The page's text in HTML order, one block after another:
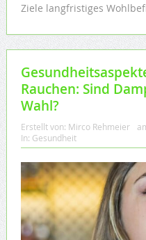
Ziele langfristiges
Rauchen: Sind
Wahl?
Erstellt von: Mirco Rehmeier
In: Gesundheit